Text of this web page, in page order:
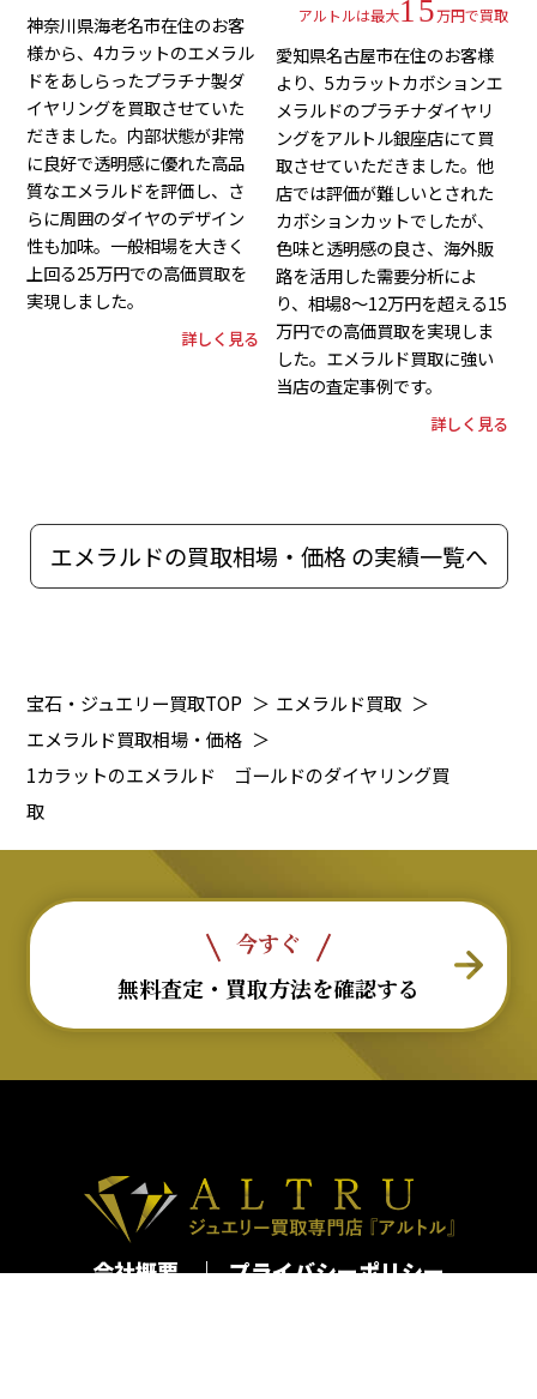
神奈川県海老名市在住のお客
様から、4カラットのエメラル
ドをあしらったプラチナ製ダ
イヤリングを買取させていた
だきました。内部状態が非常
に良好で透明感に優れた高品
質なエメラルドを評価し、さ
らに周囲のダイヤのデザイン
性も加味。一般相場を大きく
上回る25万円での高価買取を
実現しました。
詳しく見る
アルトルは最大15万円で買取
愛知県名古屋市在住のお客様
より、5カラットカボションエ
メラルドのプラチナダイヤリ
ングをアルトル銀座店にて買
取させていただきました。他
店では評価が難しいとされた
カボションカットでしたが、
色味と透明感の良さ、海外販
路を活用した需要分析によ
り、相場8～12万円を超える15
万円での高価買取を実現しま
した。エメラルド買取に強い
当店の査定事例です。
詳しく見る
エメラルドの買取相場・価格 の実績一覧へ
宝石・ジュエリー買取TOP ＞ エメラルド買取 ＞
エメラルド買取相場・価格 ＞
1カラットのエメラルド ゴールドのダイヤリング買
取
今すぐ
無料査定・買取方法を確認する
会社概要 プライバシーポリシー